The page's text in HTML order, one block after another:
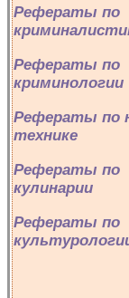
Рефераты по
Рефераты по
криминологии
Рефераты по
технике
Рефераты по
кулинарии
Рефераты по